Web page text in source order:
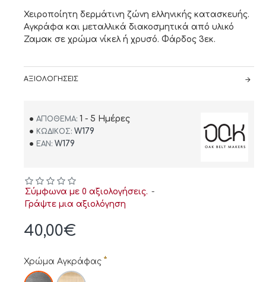
Χειροποίητη δερμάτινη ζώνη ελληνικής κατασκευής.
Αγκράφα και μεταλλικά διακοσμητικά από υλικό
Ζαμακ σε χρώμα νίκελ ή χρυσό. Φάρδος 3εκ.
ΑΞΙΟΛΟΓΉΣΕΙΣ
ΑΠΌΘΕΜΑ: 1 - 5 Ημέρες
ΚΩΔΙΚΌΣ: W179
EAN: W179
Σύμφωνα με 0 αξιολογήσεις. -
Γράψτε μια αξιολόγηση
40,00€
Χρώμα Αγκράφας